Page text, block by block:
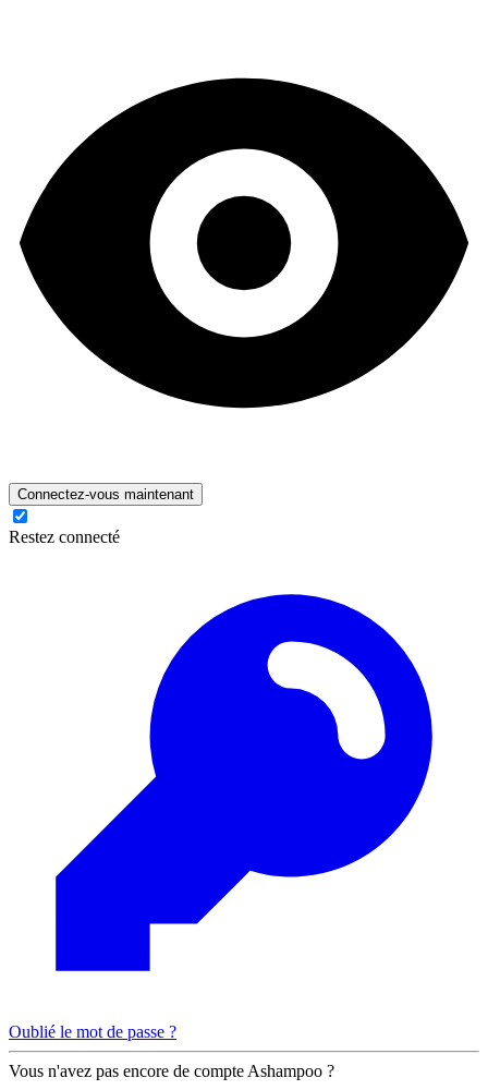
Connectez-vous maintenant
Restez connecté
Oublié le mot de passe ?
Vous n'avez pas encore de compte Ashampoo ?